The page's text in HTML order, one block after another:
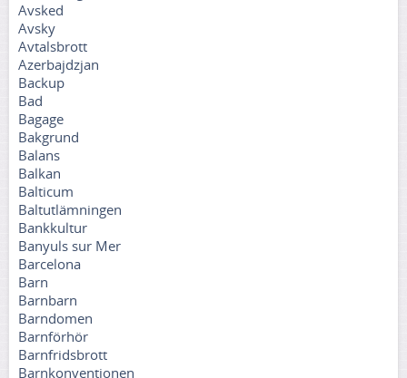
Avsked
Avsky
Avtalsbrott
Azerbajdzjan
Backup
Bad
Bagage
Bakgrund
Balans
Balkan
Balticum
Baltutlämningen
Bankkultur
Banyuls sur Mer
Barcelona
Barn
Barnbarn
Barndomen
Barnförhör
Barnfridsbrott
Barnkonventionen